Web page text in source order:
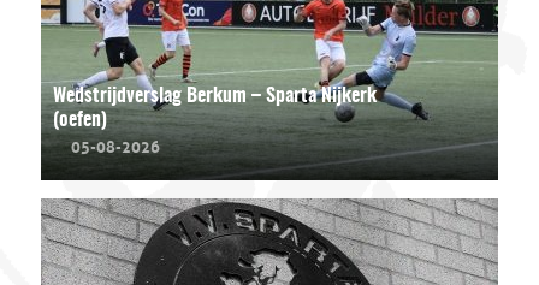
Wedstrijdverslag Berkum – Sparta Nijkerk
(oefen)
05-08-2026